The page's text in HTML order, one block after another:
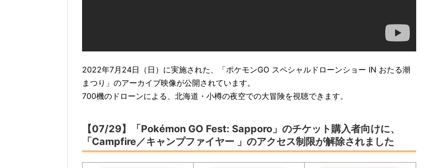
2022年7月24日（日）に実施された、「ポケモンGO スペシャルドローンショー IN おたる潮
まつり」のアーカイブ映像が公開されています。
700機のドローンによる、北海道・小樽の夜空での大冒険を視聴できます。
【07/29】「Pokémon GO Fest: Sapporo」のチケット購入者向けに、
「Campfire／キャンプファイヤー 」のアクセス制限が解除されました